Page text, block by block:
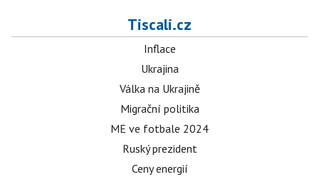
Tiscali.cz
Inflace
Ukrajina
Válka na Ukrajině
Migrační politika
ME ve fotbale 2024
Ruský prezident
Ceny energií